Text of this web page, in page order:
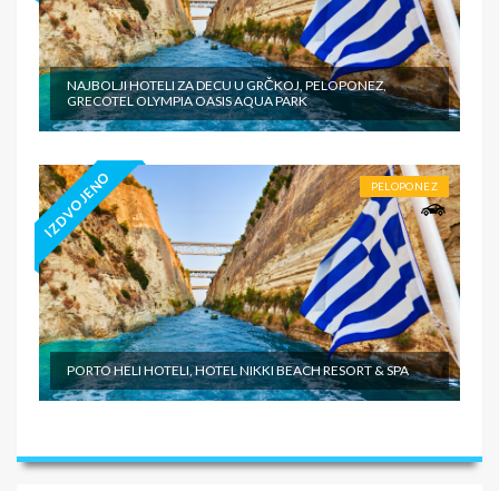
NAJBOLJI HOTELI ZA DECU U GRČKOJ, PELOPONEZ,
GRECOTEL OLYMPIA OASIS AQUA PARK
IZDVOJENO PELOPONEZ
PORTO HELI HOTELI, HOTEL NIKKI BEACH RESORT & SPA